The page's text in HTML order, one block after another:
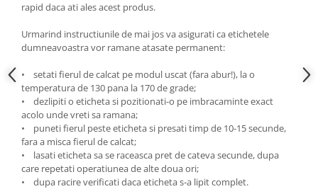
rapid daca ati ales acest produs.
Urmarind instructiunile de mai jos va asigurati ca etichetele
dumneavoastra vor ramane atasate permanent:
• setati fierul de calcat pe modul uscat (fara abur!), la o
temperatura de 130 pana la 170 de grade;
• dezlipiti o eticheta si pozitionati-o pe imbracaminte exact
acolo unde vreti sa ramana;
• puneti fierul peste eticheta si presati timp de 10-15 secunde,
fara a misca fierul de calcat;
• lasati eticheta sa se raceasca pret de cateva secunde, dupa
care repetati operatiunea de alte doua ori;
• dupa racire verificati daca eticheta s-a lipit complet.